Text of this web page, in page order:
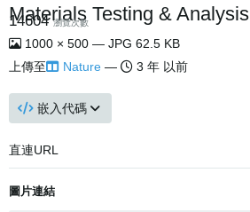
Materials Testing & Analysis
14604瀏覽次數
1000 × 500 — JPG 62.5 KB
上傳至
Nature — 3 年 以前
嵌入代碼
直連URL
圖片連結